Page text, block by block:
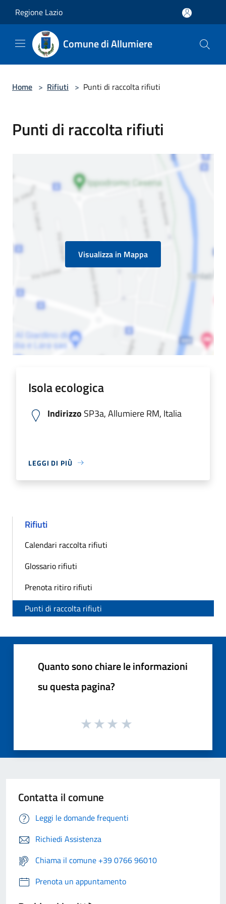
Regione Lazio
Comune di Allumiere
Home > Rifiuti > Punti di raccolta rifiuti
Punti di raccolta rifiuti
Visualizza in Mappa
Isola ecologica
Indirizzo SP3a, Allumiere RM, Italia
LEGGI DI PIÙ
Rifiuti
Calendari raccolta rifiuti
Glossario rifiuti
Prenota ritiro rifiuti
Punti di raccolta rifiuti
Quanto sono chiare le informazioni
su questa pagina?
Contatta il comune
Leggi le domande frequenti
Richiedi Assistenza
Chiama il comune +39 0766 96010
Prenota un appuntamento